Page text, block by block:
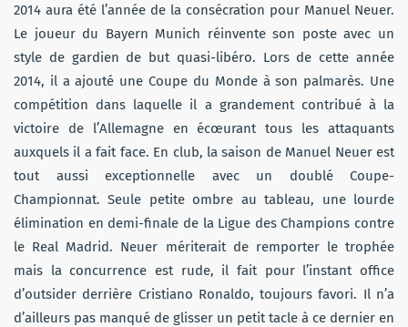
2014 aura été l’année de la consécration pour Manuel Neuer.
Le joueur du Bayern Munich réinvente son poste avec un
style de gardien de but quasi-libéro. Lors de cette année
2014, il a ajouté une Coupe du Monde à son palmarès. Une
compétition dans laquelle il a grandement contribué à la
victoire de l’Allemagne en écœurant tous les attaquants
auxquels il a fait face. En club, la saison de Manuel Neuer est
tout aussi exceptionnelle avec un doublé Coupe-
Championnat. Seule petite ombre au tableau, une lourde
élimination en demi-finale de la Ligue des Champions contre
le Real Madrid. Neuer mériterait de remporter le trophée
mais la concurrence est rude, il fait pour l’instant office
d’outsider derrière Cristiano Ronaldo, toujours favori. Il n’a
d’ailleurs pas manqué de glisser un petit tacle à ce dernier en